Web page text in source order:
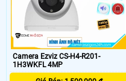
Camera Ezviz CS-H4-R201-
1H3WKFL 4MP